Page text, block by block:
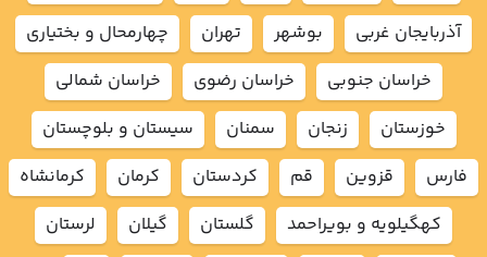
آذربايجان غربي
بوشهر تهران
چهارمحال و بختياري
خراسان جنوبي
خراسان رضوي
خراسان شمالي
خوزستان
زنجان سمنان
سيستان و بلوچستان
فارس
قزوين قم كردستان كرمان
كرمانشاه
كهگيلويه و بويراحمد
گلستان گيلان
لرستان